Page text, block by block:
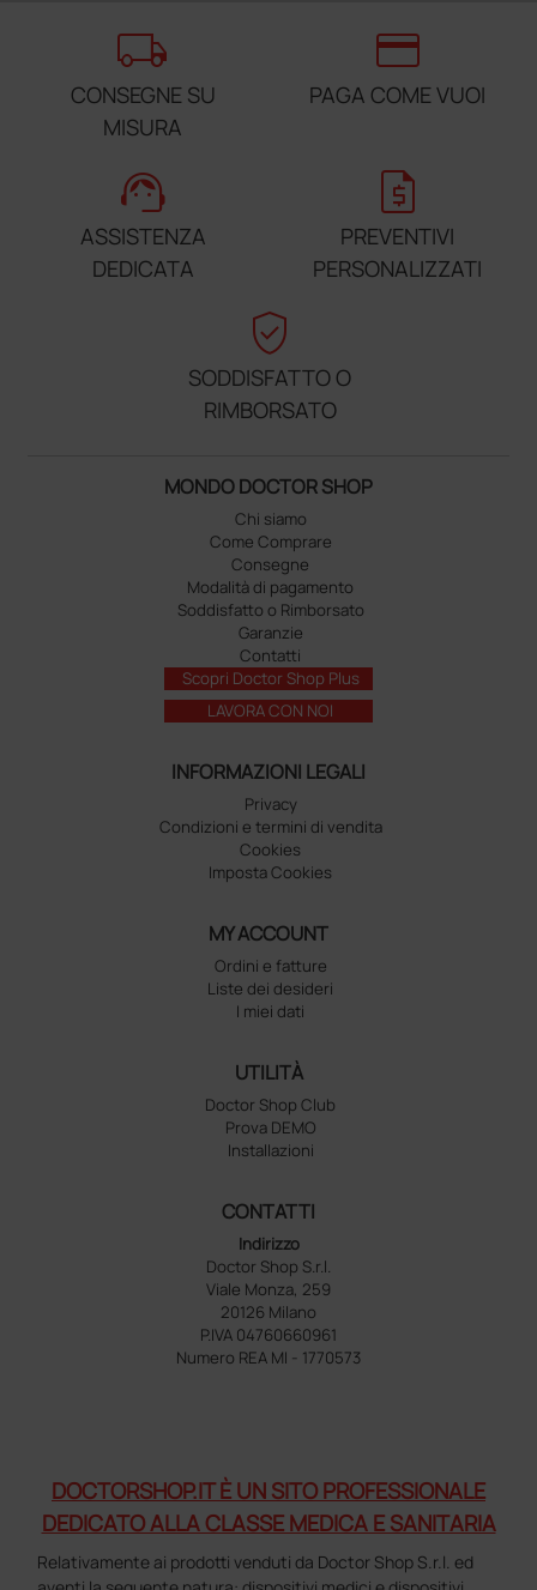
local_shipping
CONSEGNE SU
MISURA
credit_card
PAGA COME VUOI
support_agent
ASSISTENZA
DEDICATA
request_quote
PREVENTIVI
PERSONALIZZATI
verified_user
SODDISFATTO O
RIMBORSATO
MONDO DOCTOR SHOP
Chi siamo
Come Comprare
Consegne
Modalità di pagamento
Soddisfatto o Rimborsato
Garanzie
Contatti
Scopri Doctor Shop Plus
LAVORA CON NOI
INFORMAZIONI LEGALI
Privacy
Condizioni e termini di vendita
Cookies
Imposta Cookies
MY ACCOUNT
Ordini e fatture
Liste dei desideri
I miei dati
UTILITÀ
Doctor Shop Club
Prova DEMO
Installazioni
CONTATTI
Indirizzo
Doctor Shop S.r.l.
Viale Monza, 259
20126 Milano
P.IVA 04760660961
Numero REA MI - 1770573
DOCTORSHOP.IT È UN SITO PROFESSIONALE
DEDICATO ALLA CLASSE MEDICA E SANITARIA
Relativamente ai prodotti venduti da Doctor Shop S.r.l. ed